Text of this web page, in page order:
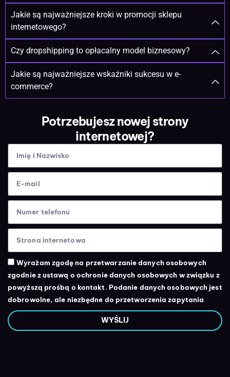
Jakie są najważniejsze kroki w promocji sklepu
internetowego?
Czy dropshipping to opłacalny model biznesowy?
Jakie są najważniejsze wskaźniki sukcesu w e-
commerce?
Potrzebujesz nowej strony
internetowej?
Wyrażam zgodę na przetwarzanie danych osobowych
zgodnie z ustawą o ochronie danych osobowych w związku z
powyższą prośbą o kontakt. Podanie danych osobowych jest
dobrowolne, ale niezbędne do przetworzenia zapytania
WYŚLIJ